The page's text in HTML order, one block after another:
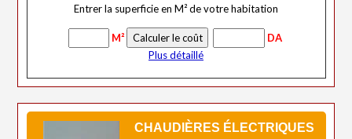
Entrer la superficie en M² de votre habitation
M²
DA
Plus détaillé
CHAUDIÈRES ÉLECTRIQUES